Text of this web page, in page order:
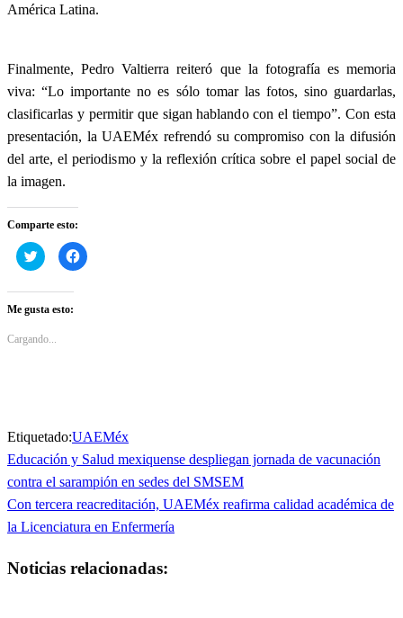
América Latina.
Finalmente, Pedro Valtierra reiteró que la fotografía es memoria
viva: “Lo importante no es sólo tomar las fotos, sino guardarlas,
clasificarlas y permitir que sigan hablando con el tiempo”. Con esta
presentación, la UAEMéx refrendó su compromiso con la difusión
del arte, el periodismo y la reflexión crítica sobre el papel social de
la imagen.
Comparte esto:
Haz
clic
en
Twitter
(Se
en
Haz
clic
Me gusta esto:
Cargando...
Etiquetado:UAEMéx
Navegación
de
entradas
Entrada
anterior
Educación y Salud mexiquense despliegan jornada de vacunación
contra el sarampión en sedes del SMSEM
Entrada
siguiente
Con tercera reacreditación, UAEMéx reafirma calidad académica de
la Licenciatura en Enfermería
Noticias relacionadas: